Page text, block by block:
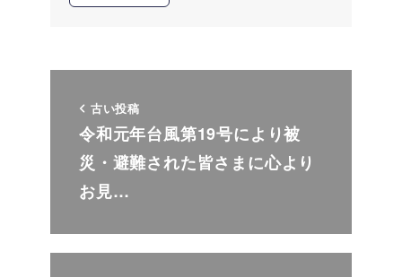
古い投稿
令和元年台風第19号により被
災・避難された皆さまに心より
お見…